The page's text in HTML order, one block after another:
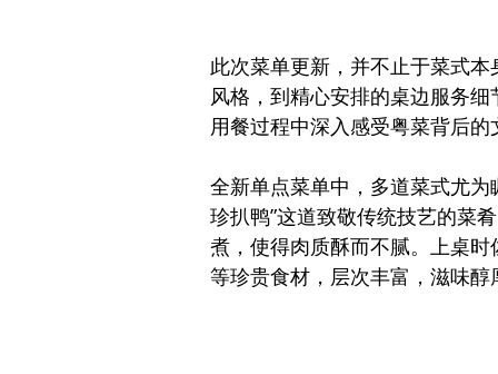
此次菜单更新，并不止于菜式
风格，到精心安排的桌边服务
用餐过程中深入感受粤菜背后的
全新单点菜单中，多道菜式尤
珍扒鸭”这道致敬传统技艺的菜
煮，使得肉质酥而不腻。上桌
等珍贵食材，层次丰富，滋味醇